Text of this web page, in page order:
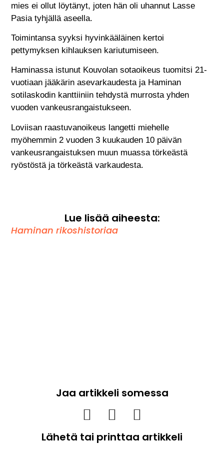
mies ei ollut löytänyt, joten hän oli uhannut Lasse
Pasia tyhjällä aseella.
Toimintansa syyksi hyvinkääläinen kertoi
pettymyksen kihlauksen kariutumiseen.
Haminassa istunut Kouvolan sotaoikeus tuomitsi 21-
vuotiaan jääkärin asevarkaudesta ja Haminan
sotilaskodin kanttiiniin tehdystä murrosta yhden
vuoden vankeusrangaistukseen.
Loviisan raastuvanoikeus langetti miehelle
myöhemmin 2 vuoden 3 kuukauden 10 päivän
vankeusrangaistuksen muun muassa törkeästä
ryöstöstä ja törkeästä varkaudesta.
Lue lisää aiheesta:
Haminan rikoshistoriaa
Jaa artikkeli somessa
Lähetä tai printtaa artikkeli